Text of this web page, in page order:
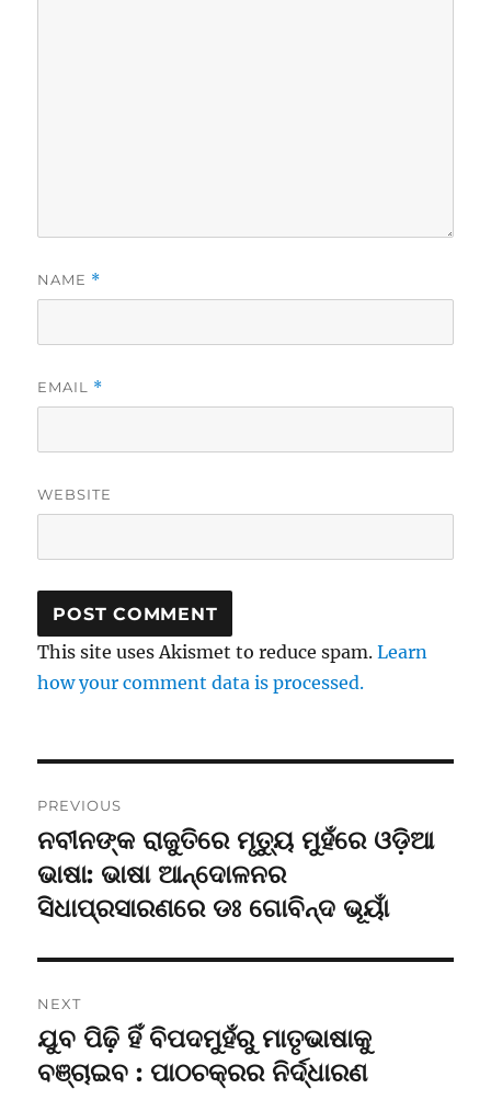
NAME *
EMAIL *
WEBSITE
This site uses Akismet to reduce spam.Learn
how your comment data is processed.
navigation
PREVIOUS
Previous
post:
ନବୀନଙ୍କ ରାଜୁତିରେ ମୃତ୍ୟୁ ମୁହଁରେ ଓଡ଼ିଆ
ଭାଷା: ଭାଷା ଆନ୍ଦୋଳନର
ସିଧାପ୍ରସାରଣରେ ଡଃ ଗୋବିନ୍ଦ ଭୂୟାଁ
NEXT
Next
post:
ଯୁବ ପିଢ଼ି ହିଁ ବିପଦମୁହଁରୁ ମାତୃଭାଷାକୁ
ବଞ୍ଚାଇବ : ପାଠଚକ୍ରର ନିର୍ଦ୍ଧାରଣ